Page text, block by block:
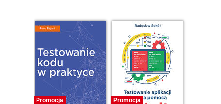
Promocja Promocja